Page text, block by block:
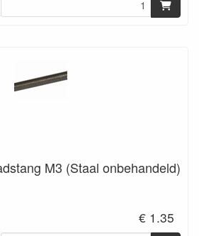
M3 (Staal onbehandeld)
€ 1.35